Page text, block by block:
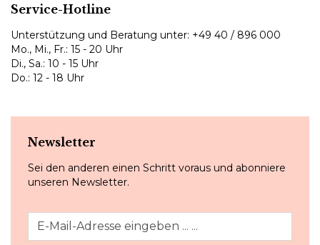
Service-Hotline
Unterstützung und Beratung unter: +49 40 / 896 000
Mo., Mi., Fr.: 15 - 20 Uhr
Di., Sa.: 10 - 15 Uhr
Do.: 12 - 18 Uhr
Newsletter
Sei den anderen einen Schritt voraus und abonniere
unseren Newsletter.